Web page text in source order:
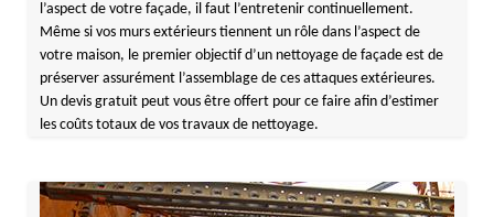
l’aspect de votre façade, il faut l’entretenir continuellement.
Même si vos murs extérieurs tiennent un rôle dans l’aspect de
votre maison, le premier objectif d’un nettoyage de façade est de
préserver assurément l’assemblage de ces attaques extérieures.
Un devis gratuit peut vous être offert pour ce faire afin d’estimer
les coûts totaux de vos travaux de nettoyage.